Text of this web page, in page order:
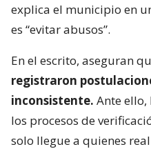
explica el municipio en
es “evitar abusos”.
En el escrito, aseguran
registraron
inconsistente. Ante
los procesos de
solo llegue a quienes